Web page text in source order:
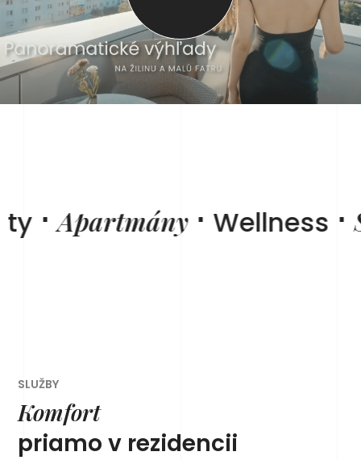
⋅ Apartmány⋅ Wellness⋅
SLUŽBY
Komfort
priamo v rezidencii